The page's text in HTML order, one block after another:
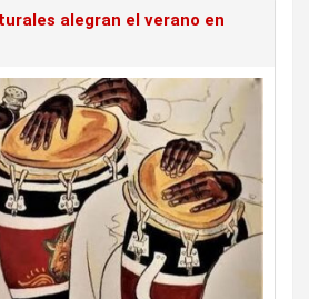
alegran el verano en